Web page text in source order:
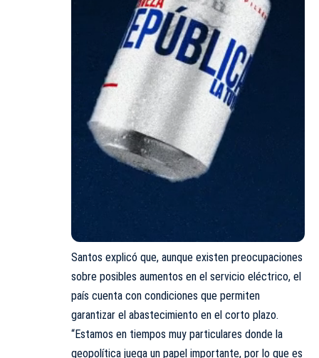
Santos explicó que, aunque existen preocupaciones
sobre posibles aumentos en el servicio eléctrico, el
país cuenta con condiciones que permiten
garantizar el abastecimiento en el corto plazo.
“Estamos en tiempos muy particulares donde la
geopolítica juega un papel importante, por lo que es